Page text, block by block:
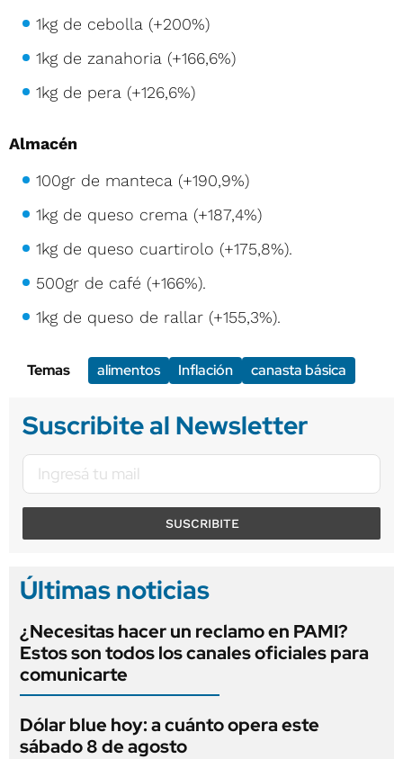
1kg de cebolla (+200%)
1kg de zanahoria (+166,6%)
1kg de pera (+126,6%)
Almacén
100gr de manteca (+190,9%)
1kg de queso crema (+187,4%)
1kg de queso cuartirolo (+175,8%).
500gr de café (+166%).
1kg de queso de rallar (+155,3%).
Temas alimentos Inflación canasta básica
Suscribite al Newsletter
SUSCRIBITE
Últimas noticias
¿Necesitas hacer un reclamo en PAMI?
Estos son todos los canales oficiales para
comunicarte
Dólar blue hoy: a cuánto opera este
sábado 8 de agosto